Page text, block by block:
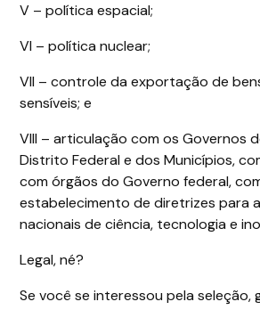
V – política espacial;
VI – política nuclear;
VII – controle da exportação de
sensíveis; e
VIII – articulação com os Governos
Distrito Federal e dos Municípios,
com órgãos do Governo federal,
estabelecimento de diretrizes para
nacionais de ciência, tecnologia e
Legal, né?
Se você se interessou pela seleção,